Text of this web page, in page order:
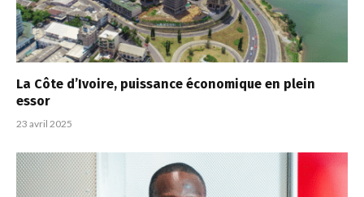
La Côte d’Ivoire, puissance économique en plein
essor
23 avril 2025